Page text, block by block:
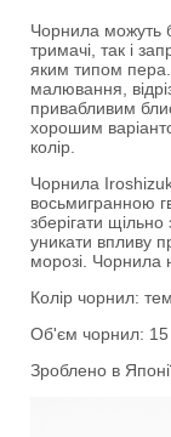
Чорнила можуть
тримачі, так і
яким типом пера.
малювання,
привабливим
хорошим
колір.
Чорнила
восьмигранною
зберігати щільно
уникати впливу
морозі. Чорнила
Колір чорнил:
Об'єм чорнил: 15
Зроблено в